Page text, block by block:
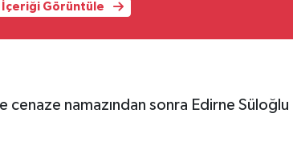
İçeriği Görüntüle
namazından sonra Edirne Süloğlu